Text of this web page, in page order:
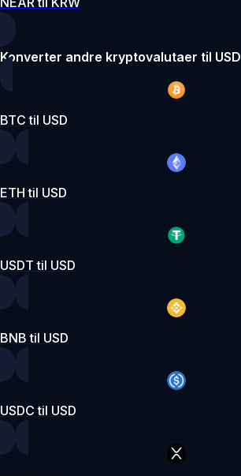
Konverter andre kryptovalutaer til USD
BTC til USD
ETH til USD
USDT til USD
BNB til USD
USDC til USD